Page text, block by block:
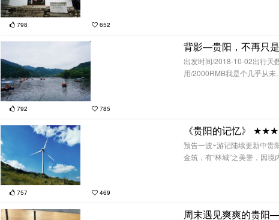
798 652
792 785
出发时间/2018-10-02出行天
用/2000RMB我是个几乎从未…
757 469
预告一波~游记陆续更新中贵
金筑，有“林城”之美誉，因境
周末遇见爽爽的贵阳